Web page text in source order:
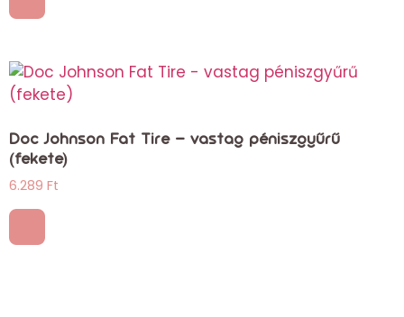
Doc Johnson Fat Tire – vastag péniszgyűrű
(fekete)
6.289 Ft